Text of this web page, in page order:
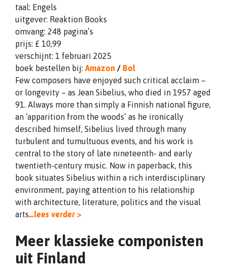
taal: Engels
uitgever: Reaktion Books
omvang: 248 pagina’s
prijs: £ 10,99
verschijnt: 1 februari 2025
boek bestellen bij: Amazon / Bol
Few composers have enjoyed such critical acclaim –
or longevity – as Jean Sibelius, who died in 1957 aged
91. Always more than simply a Finnish national figure,
an ‘apparition from the woods’ as he ironically
described himself, Sibelius lived through many
turbulent and tumultuous events, and his work is
central to the story of late nineteenth- and early
twentieth-century music. Now in paperback, this
book situates Sibelius within a rich interdisciplinary
environment, paying attention to his relationship
with architecture, literature, politics and the visual
arts…lees verder >
Meer klassieke componisten
uit Finland